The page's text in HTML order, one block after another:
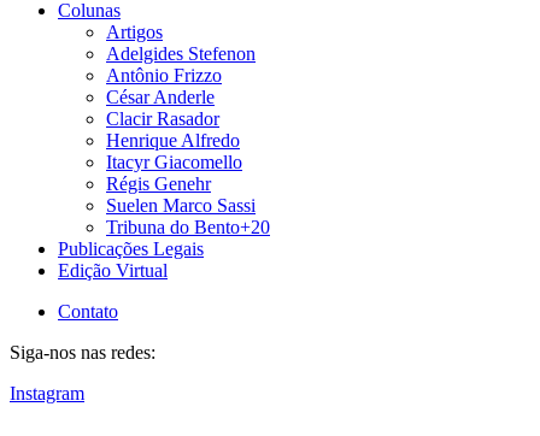
Colunas
Artigos
Adelgides Stefenon
Antônio Frizzo
César Anderle
Clacir Rasador
Henrique Alfredo
Itacyr Giacomello
Régis Genehr
Suelen Marco Sassi
Tribuna do Bento+20
Publicações Legais
Edição Virtual
Contato
Siga-nos nas redes:
Instagram